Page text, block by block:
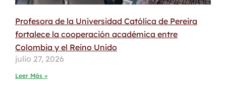
Profesora de la Universidad Católica de Pereira
fortalece la cooperación académica entre
Colombia y el Reino Unido
julio 27, 2026
Leer Más »